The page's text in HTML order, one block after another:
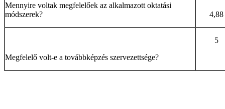
Mennyire voltak megfelelőek az alkalmazott oktatási
módszerek?
4,88
Megfelelő volt-e a továbbképzés szervezettsége?
5